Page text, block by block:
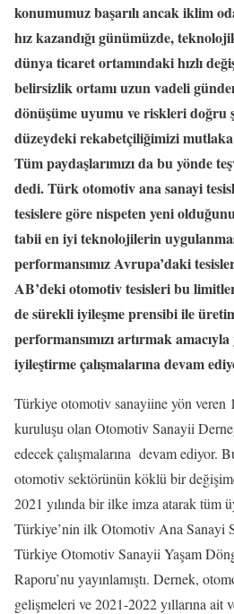
konumumuz başarılı ancak iklim
hız kazandığı günümüzde,
dünya ticaret ortamındaki hızlı
belirsizlik ortamı uzun vadeli
dönüşüme uyumu ve riskleri doğru
düzeydeki rekabetçiliğimizi
Tüm paydaşlarımızı da bu yönde
dedi.Türk otomotiv ana sanayi
tesislere göre nispeten yeni
tabii en iyi teknolojilerin
performansımız Avrupa’daki
AB’deki otomotiv tesisleri bu
de sürekli iyileşme prensibi ile
performansımızı artırmak
iyileştirme çalışmalarına devam
Türkiye otomotiv sanayiine yön veren
kuruluşu olan Otomotiv Sanayii
edecek çalışmalarına devam ediyor.
otomotiv sektörünün köklü bir
2021 yılında bir ilke imza atarak tüm
Türkiye’nin ilk Otomotiv Ana Sanayi
Türkiye Otomotiv Sanayii Yaşam
Raporu’nu yayınlamıştı. Dernek,
gelişmeleri ve 2021-2022 yıllarına